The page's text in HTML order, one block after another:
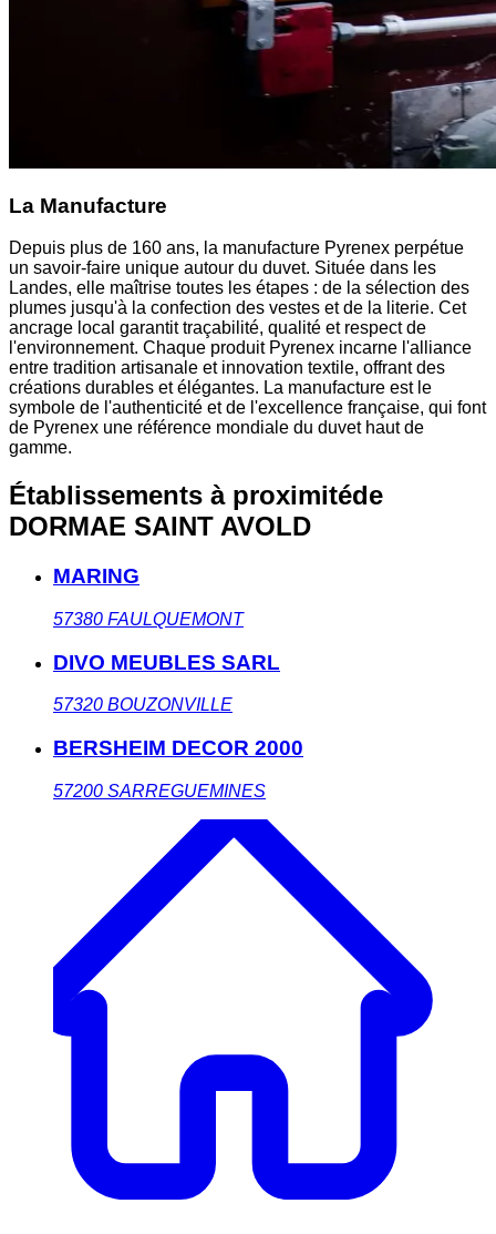
La Manufacture
Depuis plus de 160 ans, la manufacture Pyrenex perpétue
un savoir-faire unique autour du duvet. Située dans les
Landes, elle maîtrise toutes les étapes : de la sélection des
plumes jusqu'à la confection des vestes et de la literie. Cet
ancrage local garantit traçabilité, qualité et respect de
l'environnement. Chaque produit Pyrenex incarne l'alliance
entre tradition artisanale et innovation textile, offrant des
créations durables et élégantes. La manufacture est le
symbole de l'authenticité et de l'excellence française, qui font
de Pyrenex une référence mondiale du duvet haut de
gamme.
Établissements à proximitéde
DORMAE SAINT AVOLD
MARING
57380 FAULQUEMONT
DIVO MEUBLES SARL
57320 BOUZONVILLE
BERSHEIM DECOR 2000
57200 SARREGUEMINES